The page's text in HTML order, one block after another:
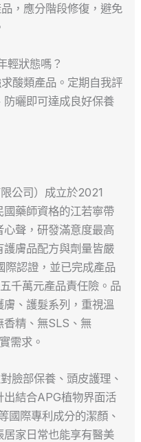
，應分階段修復，避免
輕狀態嗎？
酸類產品。定期自我評
曬即可達成良好保養
公司）成立於2021
藥師資格的江若寧帶
聲，研發滿意度最高
膚品配方與劑量皆嚴
認證，並已完成產品
千萬元產品責任險。品
、護髮系列，重視溫
香精、無SLS、無
需求。
臉部保養、頭皮護理、
出結合APG植物界面活
國際專利成分的潔顏、
家日常也能享有醫美